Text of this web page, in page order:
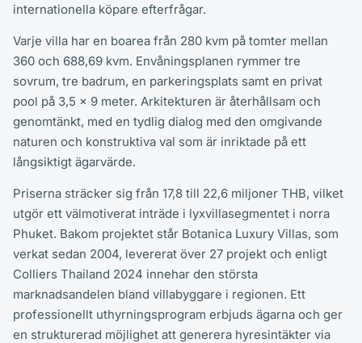
internationella köpare efterfrågar.
Varje villa har en boarea från 280 kvm på tomter mellan
360 och 688,69 kvm. Envåningsplanen rymmer tre
sovrum, tre badrum, en parkeringsplats samt en privat
pool på 3,5 x 9 meter. Arkitekturen är återhållsam och
genomtänkt, med en tydlig dialog med den omgivande
naturen och konstruktiva val som är inriktade på ett
långsiktigt ägarvärde.
Priserna sträcker sig från 17,8 till 22,6 miljoner THB, vilket
utgör ett välmotiverat inträde i lyxvillasegmentet i norra
Phuket. Bakom projektet står Botanica Luxury Villas, som
verkat sedan 2004, levererat över 27 projekt och enligt
Colliers Thailand 2024 innehar den största
marknadsandelen bland villabyggare i regionen. Ett
professionellt uthyrningsprogram erbjuds ägarna och ger
en strukturerad möjlighet att generera hyresintäkter via